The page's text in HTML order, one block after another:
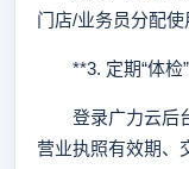
门店/业务员分配使
**3. 定期“体检”
登录广力云后台
营业执照有效期、